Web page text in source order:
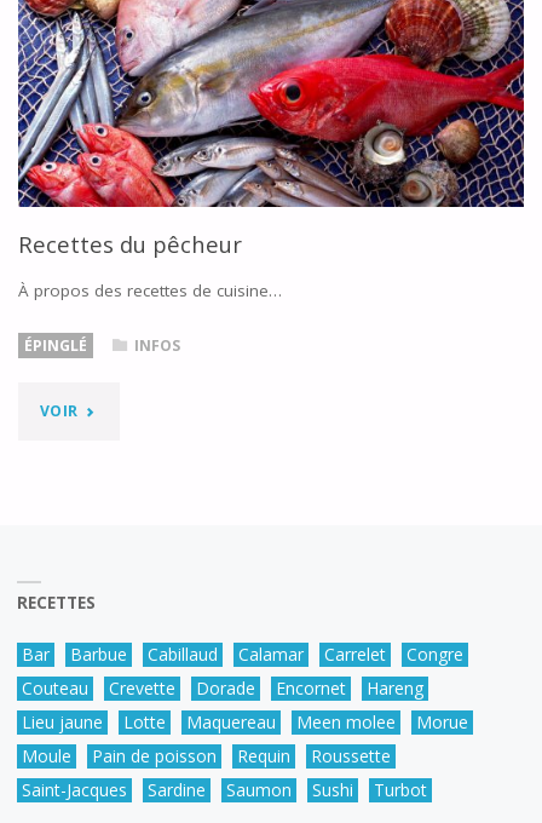
Recettes du pêcheur
À propos des recettes de cuisine…
ÉPINGLÉ INFOS
VOIR "RECETTES
RECETTES
Bar Barbue Cabillaud Calamar Carrelet
Congre
Couteau
Crevette Dorade Encornet
Hareng
Lieu jaune
Lotte Maquereau Meen molee
Morue
Moule
Pain de poisson Requin
Roussette
Saint-Jacques
Sardine Saumon Sushi Turbot